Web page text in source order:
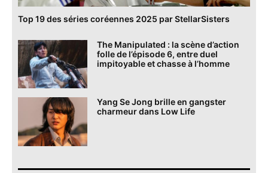
Top 19 des séries coréennes 2025 par StellarSisters
The Manipulated : la scène d’action
folle de l’épisode 6, entre duel
impitoyable et chasse à l’homme
Yang Se Jong brille en gangster
charmeur dans Low Life